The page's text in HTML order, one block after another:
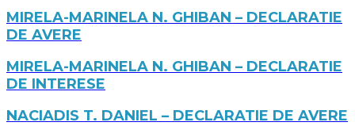
MIRELA-MARINELA N. GHIBAN – DECLARATIE
DE AVERE
MIRELA-MARINELA N. GHIBAN – DECLARATIE
DE INTERESE
NACIADIS T. DANIEL – DECLARATIE DE AVERE